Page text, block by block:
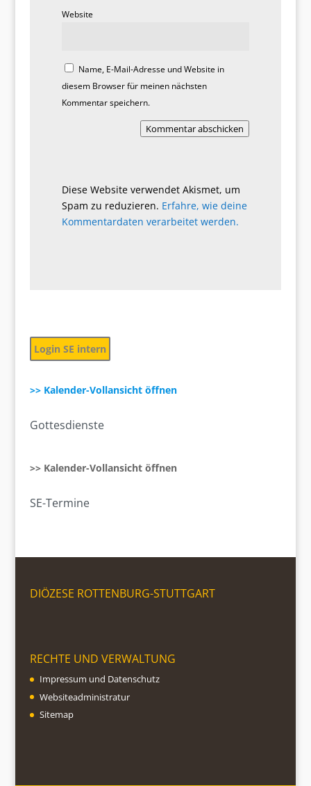
Website
Name, E-Mail-Adresse und Website in
diesem Browser für meinen nächsten
Kommentar speichern.
Kommentar abschicken
Diese Website verwendet Akismet, um
Spam zu reduzieren. Erfahre, wie deine
Kommentardaten verarbeitet werden.
Login SE intern
>> Kalender-Vollansicht öffnen
Gottesdienste
>> Kalender-Vollansicht öffnen
SE-Termine
DIÖZESE ROTTENBURG-STUTTGART
RECHTE UND VERWALTUNG
Impressum und Datenschutz
Websiteadministratur
Sitemap